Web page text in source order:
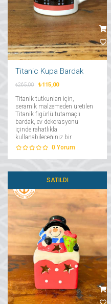
Titanic Kupa Bardak
₺265,00 ₺115,00
Titanik tutkunları için,
seramik malzemeden üretilen
Titanik figürlü tutamaçlı
bardak, ev dekorasyonu
içinde rahatlıkla
kullanabileceğiniz bir
üründür....
0 Yorum
SATILDI